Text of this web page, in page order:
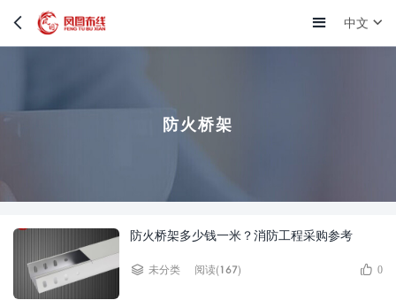
中文
防火桥架
防火桥架多少钱一米？消防工程采购参考
未分类 阅读(167) 0